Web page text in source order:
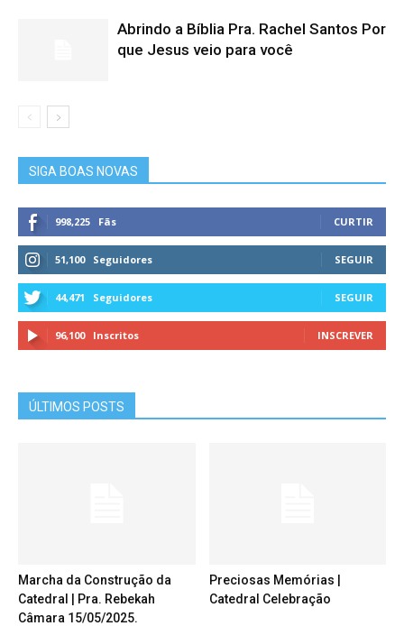
Abrindo a Bíblia Pra. Rachel Santos Por
que Jesus veio para você
SIGA BOAS NOVAS
998,225 Fãs CURTIR
51,100 Seguidores SEGUIR
44,471 Seguidores SEGUIR
96,100 Inscritos INSCREVER
ÚLTIMOS POSTS
Marcha da Construção da
Catedral | Pra. Rebekah
Câmara 15/05/2025.
Preciosas Memórias |
Catedral Celebração